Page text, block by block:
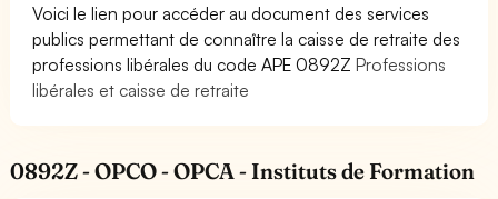
Voici le lien pour accéder au document des services
publics permettant de connaître la caisse de retraite des
professions libérales du code APE 0892ZProfessions
libérales et caisse de retraite
0892Z - OPCO - OPCA - Instituts de Formation